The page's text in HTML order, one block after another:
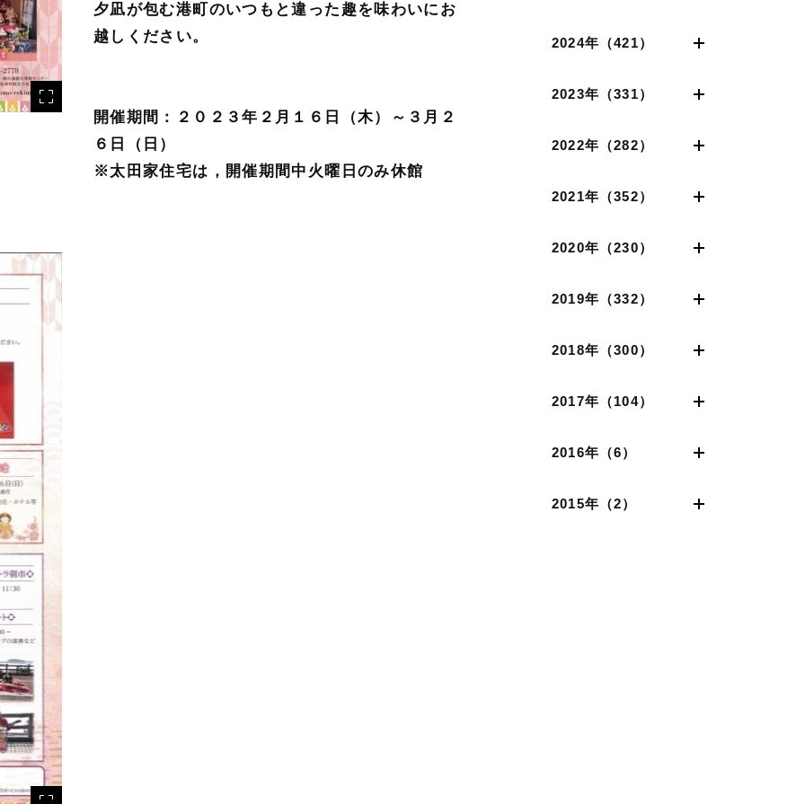
夕凪が包む港町のいつもと違った趣を味わいにお
越しください。
開催期間：２０２３年２月１６日（木）～３月２
６日（日）
※太田家住宅は，開催期間中火曜日のみ休館
2024年（421）
2023年（331）
2022年（282）
2021年（352）
2020年（230）
2019年（332）
2018年（300）
2017年（104）
2016年（6）
2015年（2）